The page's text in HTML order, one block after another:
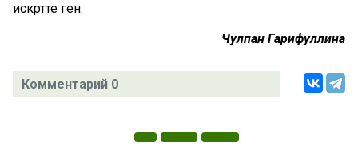
искәртте генә.
Чулпан Гарифуллина
Комментарий 0